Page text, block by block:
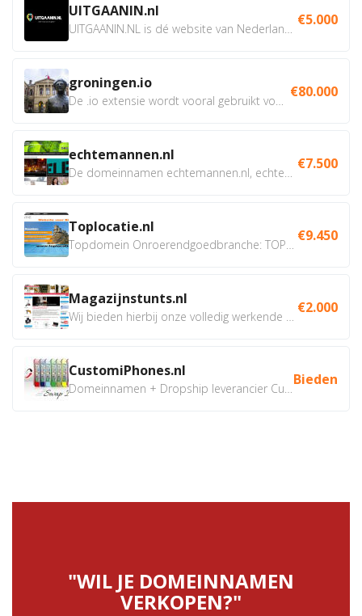
UITGAANIN.nl €5.000
groningen.io €80.000
echtemannen.nl €7.500
Toplocatie.nl €9.450
Magazijnstunts.nl €2.000
CustomiPhones.nl Bieden
"WIL JE DOMEINNAMEN
VERKOPEN?"